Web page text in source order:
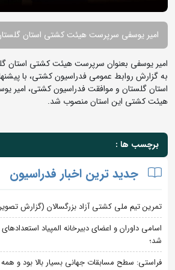
امیر یوسفی سرپرست هیئت کشتی استان
امیر یوسفی بعنوان سرپرست هیئت کشتی استان
به گزارش روابط عمومی فدراسیون کشتی، با
استان گلستان و موافقت فدراسیون کشتی، امیر
هیئت کشتی این استان منصوب شد.
برچسب ها :
جدید ترین اخبار فدراسیون
تمرین تیم ملی کشتی آزاد بزرگسالان (گزارش
اسامی داوران و اعضای دبیرخانه المپیاد
شد؛
فراستی: سطح مسابقات جهانی بسیار بالا بود و همه